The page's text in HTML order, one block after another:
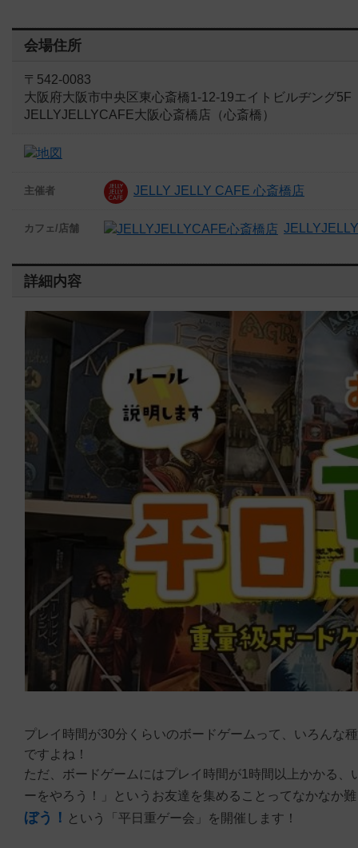
会場住所
〒542-0083
大阪府大阪市中央区東心斎橋1-12-19エイトビルヂング5F
JELLYJELLYCAFE大阪心斎橋店（心斎橋）
主催者 JELLY JELLY CAFE 心斎橋店
カフェ/店舗
詳細内容
プレイ時間が30分くらいのボードゲームって、いろんな
ですよね！
ただ、ボードゲームにはプレイ時間が1時間以上かかる
ーをやろう！」というお友達を集めることってなかなか
ぼう！ という「平日重ゲー会」を開催します！